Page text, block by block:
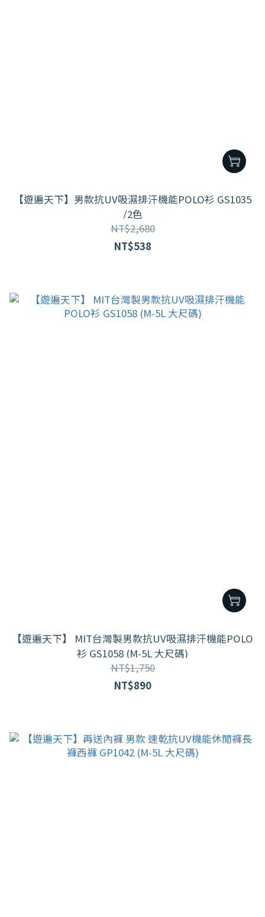
【遊遍天下】男款抗UV吸濕排汗機能POLO衫 GS1035
/2色
NT$2,680
NT$538
【遊遍天下】 MIT台灣製男款抗UV吸濕排汗機能POLO
衫 GS1058 (M-5L 大尺碼)
NT$1,750
NT$890